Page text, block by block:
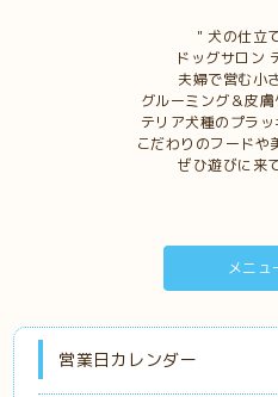
＂犬の仕立
ドッグサロン
夫婦で営む小
グルーミング＆皮膚
テリア犬種のプラッ
こだわりのフードや
ぜひ遊びに来
メニュ
営業日カレンダー